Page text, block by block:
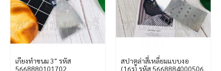
เกียงทำขนม 3″ รหัส
5668880101702
สปาตูล่าสี่เหลี่ยมแบบงอ
(16รู) รหัส 5668884000506